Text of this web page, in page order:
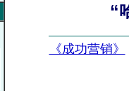
“
《成功营销》